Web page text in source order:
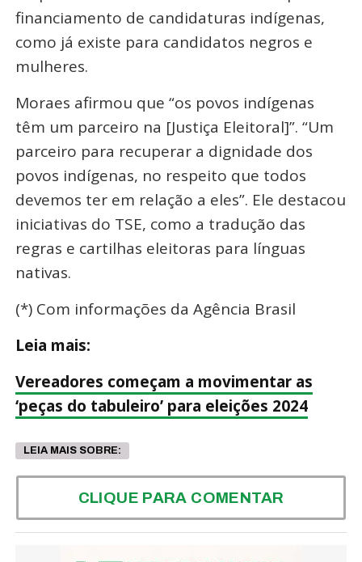
financiamento de candidaturas indígenas,
como já existe para candidatos negros e
mulheres.
Moraes afirmou que “os povos indígenas
têm um parceiro na [Justiça Eleitoral]”. “Um
parceiro para recuperar a dignidade dos
povos indígenas, no respeito que todos
devemos ter em relação a eles”. Ele destacou
iniciativas do TSE, como a tradução das
regras e cartilhas eleitoras para línguas
nativas.
(*) Com informações da Agência Brasil
Leia mais:
Vereadores começam a movimentar as
‘peças do tabuleiro’ para eleições 2024
LEIA MAIS SOBRE:
CLIQUE PARA COMENTAR